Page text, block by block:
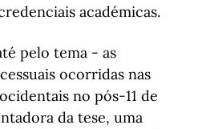
académicas.
pelo tema - as
ocorridas nas
no pós-11 de
da tese, uma